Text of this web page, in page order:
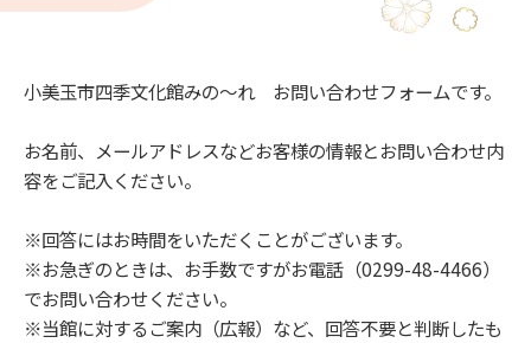
小美玉市四季文化館みの～れ お問い合わせフォームです。
お名前、メールアドレスなどお客様の情報とお問い合わせ内
容をご記入ください。
※回答にはお時間をいただくことがございます。
※お急ぎのときは、お手数ですがお電話（0299-48-4466）
でお問い合わせください。
※当館に対するご案内（広報）など、回答不要と判断したも